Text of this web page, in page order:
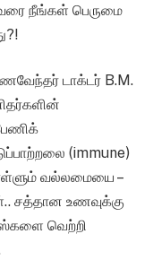
வரை நீங்கள் பெருமை
டாக்டர் B.M.
(immune)
வல்லமையை –
சத்தான உணவுக்கு
வெற்றி